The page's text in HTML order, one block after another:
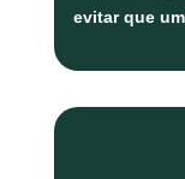
evitar que